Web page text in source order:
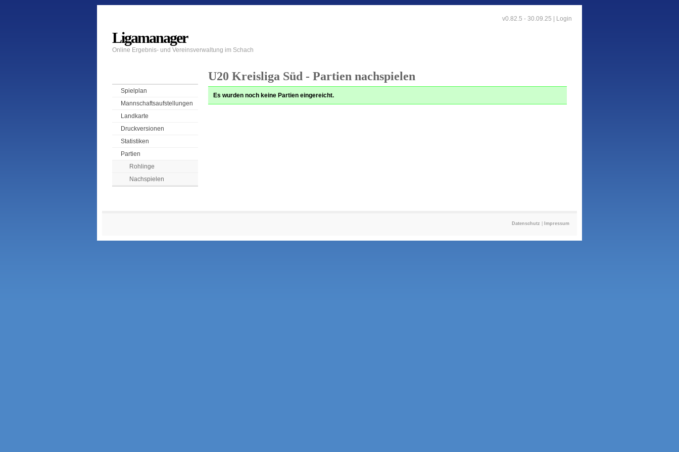
v0.82.5 - 30.09.25 | Login
Ligamanager
Online Ergebnis- und Vereinsverwaltung im Schach
Spielplan
Mannschaftsaufstellungen
Landkarte
Druckversionen
Statistiken
Partien
Rohlinge
Nachspielen
U20 Kreisliga Süd - Partien nachspielen
Es wurden noch keine Partien eingereicht.
Datenschutz Impressum